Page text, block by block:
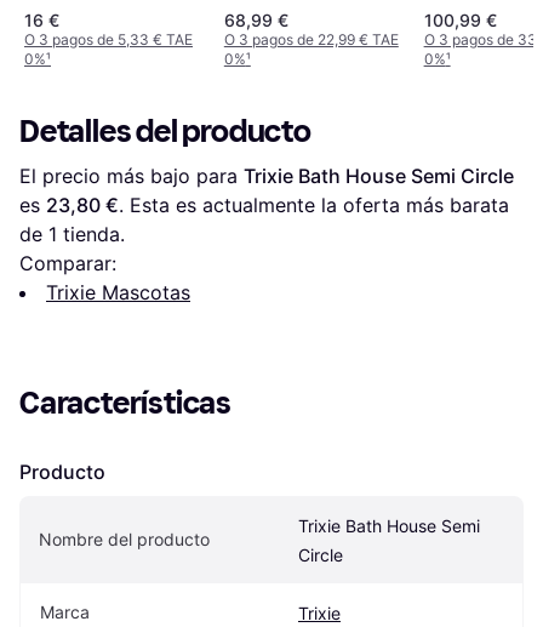
16 €
O 3 pagos de 5,33 € TAE
0%¹
50 x 49 x 137 cm
Blanco
68,99 €
O 3 pagos de 22,99 € TAE
0%¹
100,99 €
O 3 pagos de
0%¹
Detalles del producto
El precio más bajo para Trixie Bath House Semi Circle
es 23,80 €. Esta es actualmente la oferta más barata
de 1 tienda.
Comparar:
Trixie Mascotas
Características
Producto
Nombre del producto
Trixie Bath House Semi
Circle
Marca Trixie